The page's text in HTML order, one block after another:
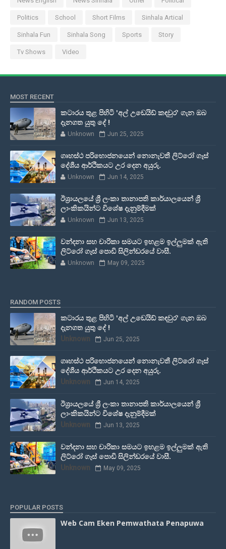
Politics School Short Films Sinhala Artical
Sinhala Fun Sinhala Song Sports Story
Tv Shows Video
MOST RECENT
කටාරය තුළ පිහිටි 'අල් උඩෙයිඩ් කඳවුර' ගැන ඔබ
දැනගත යුතු දේ !
Unknown Jun 25, 2025
ගෘහස්ථ පරිභොජනයෙන් නොනැවතී ලිට්රෝ ගෑස්
දේශීය ආර්ථිකයට උර දෙන අයුරු.
Unknown Jun 14, 2025
ඊශ්‍රායලයේ ශ්‍රී ලංකා තානාපති කාර්යාලයෙන් ශ්‍රී
ලාංකිකයින්ට විශේෂ දැනුම්දීමක්
Unknown Jun 13, 2025
වන්දනා සහ චාරිකා සමයට ඉහළම ඉල්ලුමක් ඇති
ලිට්රෝ ගෑස් පොඩි සිලින්ඩරයේ වාසී.
Unknown May 09, 2025
RANDOM POSTS
කටාරය තුළ පිහිටි 'අල් උඩෙයිඩ් කඳවුර' ගැන ඔබ
දැනගත යුතු දේ !
Unknown Jun 25, 2025
ගෘහස්ථ පරිභොජනයෙන් නොනැවතී ලිට්රෝ ගෑස්
දේශීය ආර්ථිකයට උර දෙන අයුරු.
Unknown Jun 14, 2025
ඊශ්‍රායලයේ ශ්‍රී ලංකා තානාපති කාර්යාලයෙන් ශ්‍රී
ලාංකිකයින්ට විශේෂ දැනුම්දීමක්
Unknown Jun 13, 2025
වන්දනා සහ චාරිකා සමයට ඉහළම ඉල්ලුමක් ඇති
ලිට්රෝ ගෑස් පොඩි සිලින්ඩරයේ වාසී.
Unknown May 09, 2025
POPULAR POSTS
Web Cam Eken Pemwathata Penapuwa